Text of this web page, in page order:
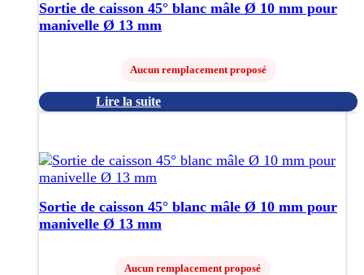
Sortie de caisson 45° blanc mâle Ø 10 mm pour
manivelle Ø 13 mm
Aucun remplacement proposé
Lire la suite
Sortie de caisson 45° blanc mâle Ø 10 mm pour
manivelle Ø 13 mm
Aucun remplacement proposé